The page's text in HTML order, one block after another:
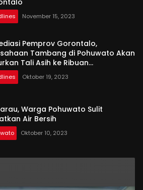
November 15, 2023
Pemprov Gorontalo,
Tambang di Pohuwato Akan
Tali Asih ke Ribuan
Oktober 19, 2023
Warga Pohuwato Sulit
Air Bersih
Oktober 10, 2023